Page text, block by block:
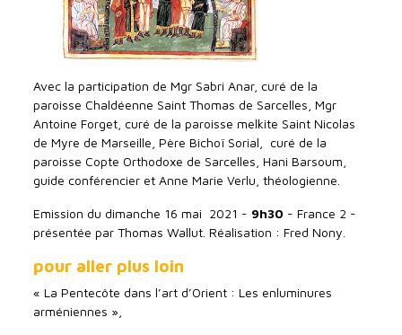
Avec la participation de Mgr Sabri Anar, curé de la
paroisse Chaldéenne Saint Thomas de Sarcelles, Mgr
Antoine Forget, curé de la paroisse melkite Saint Nicolas
de Myre de Marseille, Père Bichoï Sorial, curé de la
paroisse Copte Orthodoxe de Sarcelles, Hani Barsoum,
guide conférencier et Anne Marie Verlu, théologienne.
Emission du dimanche 16 mai 2021 - 9h30 - France 2 -
présentée par Thomas Wallut. Réalisation : Fred Nony.
pour aller plus loin
« La Pentecôte dans l’art d’Orient : Les enluminures
arméniennes »,